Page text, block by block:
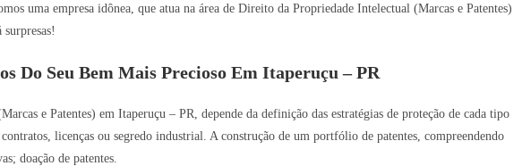
uma empresa idônea, que atua na área de Direito da Propriedade Intelectual (Marcas e Patentes)
surpresas!
Do Seu Bem Mais Precioso Em Itaperuçu – PR
e Patentes) em Itaperuçu – PR, depende da definição das estratégias de proteção de cada tipo
licenças ou segredo industrial. A construção de um portfólio de patentes, compreendendo
doação de patentes.